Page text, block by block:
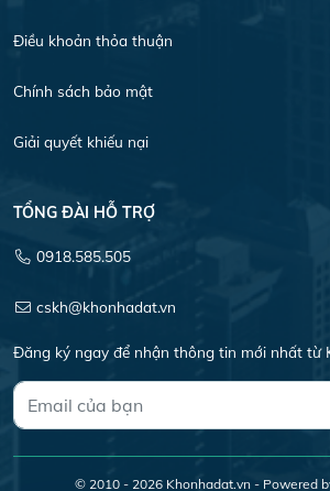
Điều khoản thỏa thuận
Chính sách bảo mật
Giải quyết khiếu nại
TỔNG ĐÀI HỖ TRỢ
0918.585.505
cskh@khonhadat.vn
Đăng ký ngay để nhận thông tin mới nhất từ
© 2010 - 2026 Khonhadat.vn - Powered